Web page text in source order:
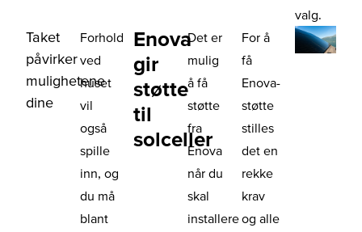
valg.
Taket
påvirker
mulighetene
dine
Forhold
ved
huset
vil
også
spille
inn, og
du må
blant
Enova
gir
støtte
til
solceller
Det er
mulig
å få
støtte
fra
Enova
når du
skal
installere
For å
få
Enova-
støtte
stilles
det en
rekke
krav
og alle